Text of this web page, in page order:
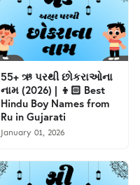
55+ ઋ પરથી છોકરાઓના
નામ (2026) | 👦🏻 Best
Hindu Boy Names from
Ru in Gujarati
January 01, 2026